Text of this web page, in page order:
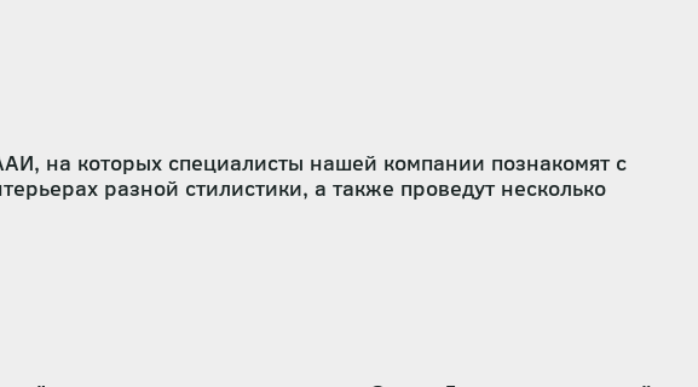
на которых специалисты нашей компании познакомят с
разной стилистики, а также проведут несколько